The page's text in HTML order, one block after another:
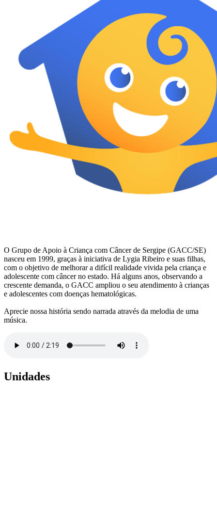
O Grupo de Apoio à Criança com Câncer de Sergipe (GACC/SE)
nasceu em 1999, graças à iniciativa de Lygia Ribeiro e suas filhas,
com o objetivo de melhorar a difícil realidade vivida pela criança e
adolescente com câncer no estado. Há alguns anos, observando a
crescente demanda, o GACC ampliou o seu atendimento à crianças
e adolescentes com doenças hematológicas.
Aprecie nossa história sendo narrada através da melodia de uma
música.
Unidades